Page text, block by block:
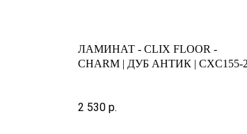
ЛАМИНАТ - CLIX FLOOR -
CHARM | ДУБ АНТИК | CXC155-2
2 530 р.